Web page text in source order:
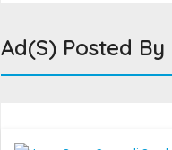
Ad(s) Posted By